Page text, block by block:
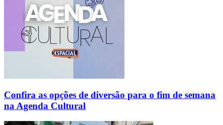
Confira as opções de diversão para o fim de semana
na Agenda Cultural